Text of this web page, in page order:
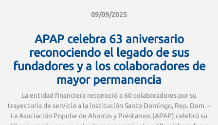
09/09/2025
APAP celebra 63 aniversario
reconociendo el legado de sus
fundadores y a los colaboradores de
mayor permanencia
La entidad financiera reconoció a 60 colaboradores por su
trayectoria de servicio a la institución Santo Domingo, Rep. Dom. –
La Asociación Popular de Ahorros y Préstamos (APAP) celebró su